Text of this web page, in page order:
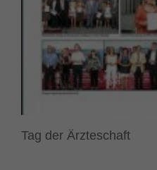
Tag der Ärzteschaft